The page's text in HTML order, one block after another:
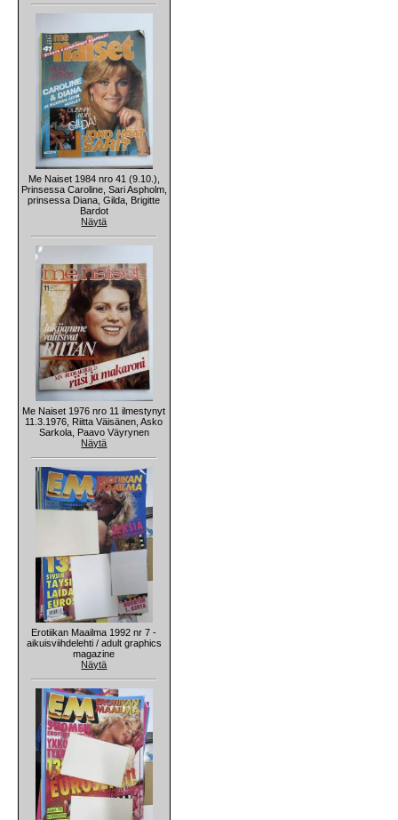
Me Naiset 1984 nro 41 (9.10.),
Prinsessa Caroline, Sari Aspholm,
prinsessa Diana, Gilda, Brigitte
Bardot
Näytä
Me Naiset 1976 nro 11 ilmestynyt
11.3.1976, Riitta Väisänen, Asko
Sarkola, Paavo Väyrynen
Näytä
Erotiikan Maailma 1992 nr 7 -
aikuisviihdelehti / adult graphics
magazine
Näytä